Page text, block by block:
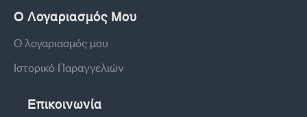
Ο Λογαριασμός Μου
Ο λογαριασμός μου
Ιστορικό Παραγγελιών
Επικοινωνία